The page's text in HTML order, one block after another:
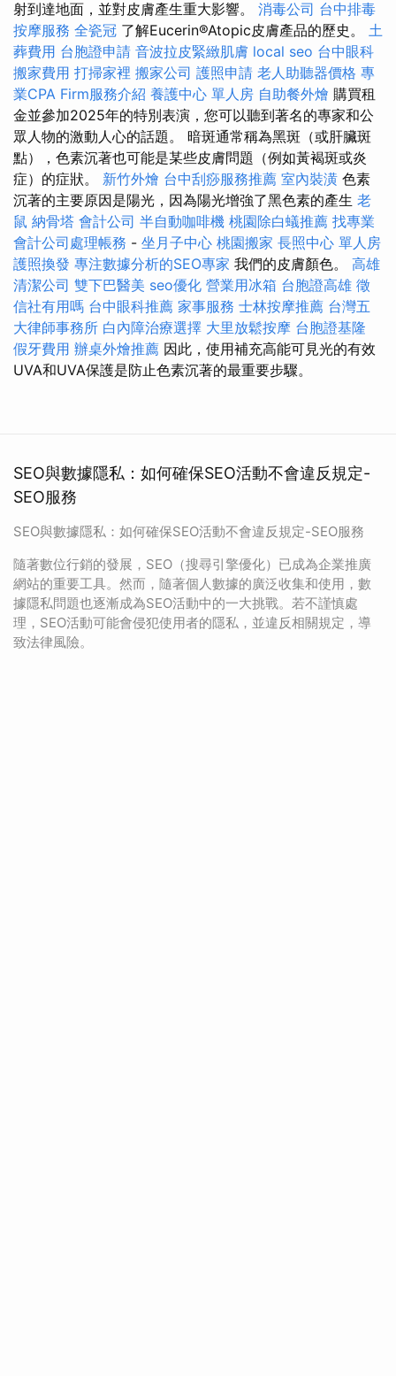
射到達地面，並對皮膚產生重大影響。 消毒公司 台中排毒
按摩服務 全瓷冠 了解Eucerin®Atopic皮膚產品的歷史。 土
葬費用 台胞證申請 音波拉皮緊緻肌膚 local seo 台中眼科
搬家費用 打掃家裡 搬家公司 護照申請 老人助聽器價格 專
業CPA Firm服務介紹 養護中心 單人房 自助餐外燴 購買租
金並參加2025年的特別表演，您可以聽到著名的專家和公
眾人物的激動人心的話題。 暗斑通常稱為黑斑（或肝臟斑
點），色素沉著也可能是某些皮膚問題（例如黃褐斑或炎
症）的症狀。 新竹外燴 台中刮痧服務推薦 室內裝潢 色素
沉著的主要原因是陽光，因為陽光增強了黑色素的產生 老
鼠 納骨塔 會計公司 半自動咖啡機 桃園除白蟻推薦 找專業
會計公司處理帳務 - 坐月子中心 桃園搬家 長照中心 單人房
護照換發 專注數據分析的SEO專家 我們的皮膚顏色。 高雄
清潔公司 雙下巴醫美 seo優化 營業用冰箱 台胞證高雄 徵
信社有用嗎 台中眼科推薦 家事服務 士林按摩推薦 台灣五
大律師事務所 白內障治療選擇 大里放鬆按摩 台胞證基隆
假牙費用 辦桌外燴推薦 因此，使用補充高能可見光的有效
UVA和UVA保護是防止色素沉著的最重要步驟。
SEO與數據隱私：如何確保SEO活動不會違反規定-
SEO服務
SEO與數據隱私：如何確保SEO活動不會違反規定-SEO服務
隨著數位行銷的發展，SEO（搜尋引擎優化）已成為企業推廣
網站的重要工具。然而，隨著個人數據的廣泛收集和使用，數
據隱私問題也逐漸成為SEO活動中的一大挑戰。若不謹慎處
理，SEO活動可能會侵犯使用者的隱私，並違反相關規定，導
致法律風險。